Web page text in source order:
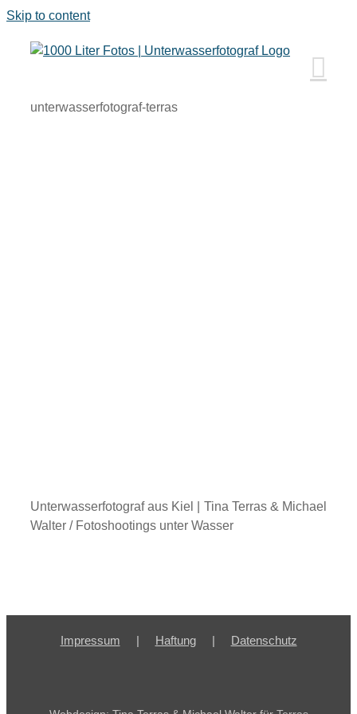
Skip to content
unterwasserfotograf-terras
Unterwasserfotograf aus Kiel | Tina Terras & Michael
Walter / Fotoshootings unter Wasser
Impressum Haftung Datenschutz